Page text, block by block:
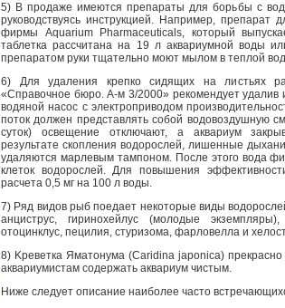
5) В продаже имеются препараты для борьбы с
руководствуясь инструкцией. Например,
фирмы Aquarium Pharmaceuticals, который
таблетка рассчитана на 19 л аквариумной воды
препаратом руки тщательно моют мылом в теплой
6) Для удаления крепко сидящих на листьях
«Справочное бюро. А-м 3/2000» рекомендует
водяной насос с электроприводом
поток должен представлять собой водовоздушную
суток) освещение отключают, а аквариум
результате скопления водорослей, лишенные
удаляются марлевым тампоном. После этого вода
клеток водорослей. Для повышения
расчета 0,5 мг на 100 л воды.
7) Ряд видов рыб поедаeт некоторые виды
анциструс, гиринохейлус (молодые
отоцинклус, пецилия, стуризома, фарловелла и
8) Kреветка Яматонума (Caridina japonica)
аквариумистам содержать аквариум чистым.
Ниже следует описание наиболее часто